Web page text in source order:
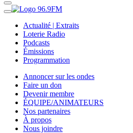
Actualité | Extraits
Loterie Radio
Podcasts
Émissions
Programmation
Annoncer sur les ondes
Faire un don
Devenir membre
ÉQUIPE/ANIMATEURS
Nos partenaires
À propos
Nous joindre